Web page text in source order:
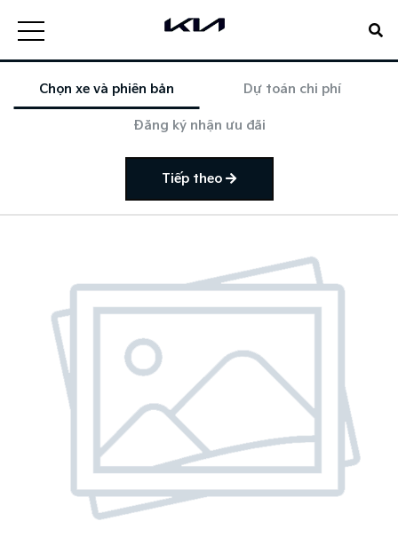
Chọn xe và phiên bản Dự toán chi phí
Đăng ký nhận ưu đãi
Tiếp theo